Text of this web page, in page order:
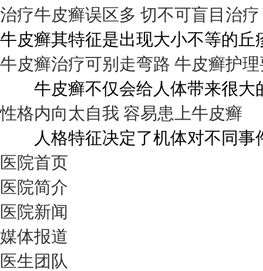
治疗牛皮癣误区多 切不可盲目治疗
牛皮癣其特征是出现大小不等的丘
牛皮癣治疗可别走弯路 牛皮癣护
牛皮癣不仅会给人体带来很大
性格内向太自我 容易患上牛皮癣
人格特征决定了机体对不同事
医院首页
医院简介
医院新闻
媒体报道
医生团队